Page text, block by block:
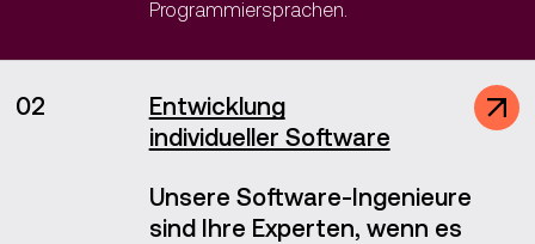
Programmiersprachen.
02
Entwicklung
individueller Software
Unsere Software-Ingenieure
sind Ihre Experten, wenn es